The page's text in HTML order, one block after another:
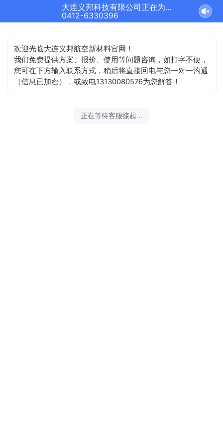
大连义邦科技有限公司正在为您服务
0412-6330396
欢迎光临大连义邦航空新材料官网！
我们免费提供方案、报价、使用等问题咨询，如打字不便，
您可在下方输入联系方式，稍后将直接回电与您一对一沟通
（信息已加密），或致电13130080576为您解答！
正在等待客服接起...